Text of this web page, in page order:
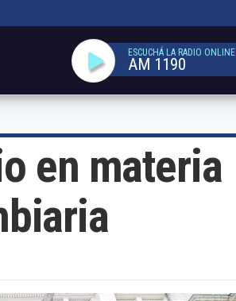
ESCUCHÁ LA RADIO ONLINE
AM 1190
en materia